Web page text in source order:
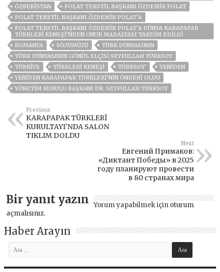
ÖZBEKİSTAN
POLAT TEKSTIL BAŞKANI ÖZDEMIR POLAT
POLAT TEKSTIL BAŞKANI ÖZDEMIR POLAT’A
POLAT TEKSTIL BAŞKANI ÖZDEMIR POLAT’A DÜNYA KARAPAPAK
TÜRKLERI KENEŞI’NDEN ONUR MADALYASI TAKDIM EDILDI
ROMANYA
SÖZÜMÜZÜ
TÜRK DÜNYASININ
TÜRK DÜNYASININ GÖNÜL ELÇISI SEYFULLAH TÜRKSOY
TÜRKİYE
TÜRKLERI KENEŞI TÜRKSOY'
YENIDEN
YENIDEN KARAPAPAK TÜRKLERI’NIN ÖNDERI OLDU
YÖNETIM KURULU BAŞKANI DR. SEYFULLAH TÜRKSOY
Previous
KARAPAPAK TÜRKLERİ
KURULTAYI’NDA SALON
TIKLIM DOLDU
Next
Евгений Примаков:
«Диктант Победы» в 2025
году планируют провести
в 80 странах мира
Bir yanıt yazın Yorum yapabilmek için oturum
açmalısınız.
Haber Arayın